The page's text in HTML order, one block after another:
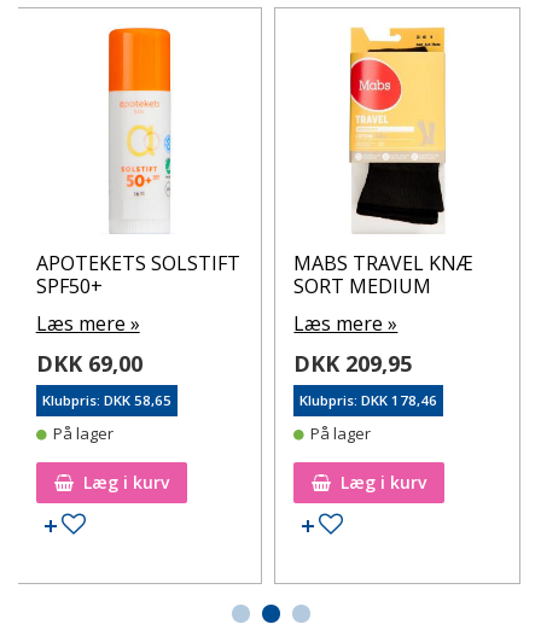
APOTEKETS SOLSTIFT
SPF50+
Læs mere »
DKK 69,00
Klubpris: DKK 58,65
På lager
Læg i kurv
Tilføj til ønskeseddel
MABS TRAVEL KNÆ
SORT MEDIUM
Læs mere »
DKK 209,95
Klubpris: DKK 178,46
På lager
Læg i kurv
Tilføj til ønskeseddel